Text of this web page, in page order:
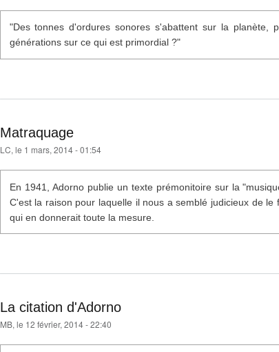
"Des tonnes d'ordures sonores s'abattent sur la planète,
générations sur ce qui est primordial ?"
Matraquage
LC, le 1 mars, 2014 - 01:54
En 1941, Adorno publie un texte prémonitoire sur la
C'est la raison pour laquelle il nous a semblé judicieux de
qui en donnerait toute la mesure.
La citation d'Adorno
MB, le 12 février, 2014 - 22:40